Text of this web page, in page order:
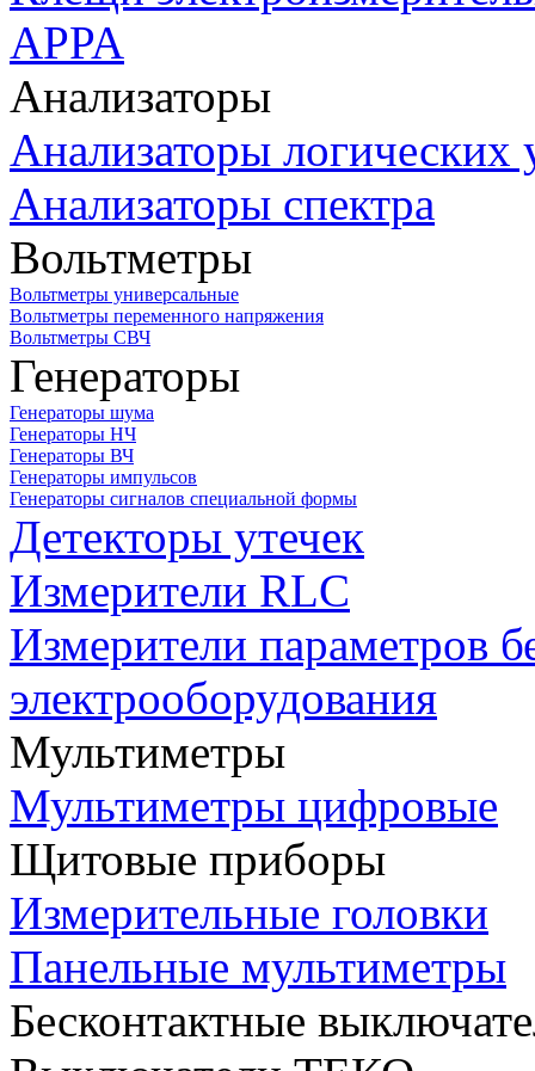
APPA
Анализаторы
Анализаторы логических
Анализаторы спектра
Вольтметры
Вольтметры универсальные
Вольтметры переменного напряжения
Вольтметры СВЧ
Генераторы
Генераторы шума
Генераторы НЧ
Генераторы ВЧ
Генераторы импульсов
Генераторы сигналов специальной формы
Детекторы утечек
Измерители RLC
Измерители параметров
электрооборудования
Мультиметры
Мультиметры цифровые
Щитовые приборы
Измерительные головки
Панельные мультиметры
Бесконтактные